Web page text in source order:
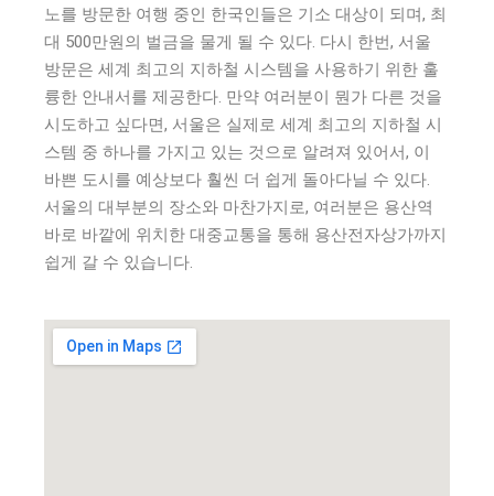
노를 방문한 여행 중인 한국인들은 기소 대상이 되며, 최
대 500만원의 벌금을 물게 될 수 있다. 다시 한번, 서울
방문은 세계 최고의 지하철 시스템을 사용하기 위한 훌
륭한 안내서를 제공한다. 만약 여러분이 뭔가 다른 것을
시도하고 싶다면, 서울은 실제로 세계 최고의 지하철 시
스템 중 하나를 가지고 있는 것으로 알려져 있어서, 이
바쁜 도시를 예상보다 훨씬 더 쉽게 돌아다닐 수 있다.
서울의 대부분의 장소와 마찬가지로, 여러분은 용산역
바로 바깥에 위치한 대중교통을 통해 용산전자상가까지
쉽게 갈 수 있습니다.